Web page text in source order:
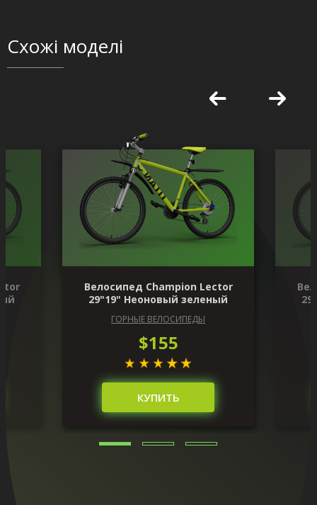
Схожі моделі
Велосипед Champion Lector
29"19" Неоновый зеленый
ГОРНЫЕ ВЕЛОСИПЕДЫ
$155
КУПИТЬ